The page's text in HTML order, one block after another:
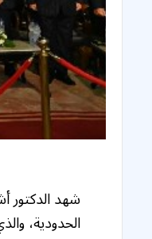
شهد الدكتور
الحدودية،